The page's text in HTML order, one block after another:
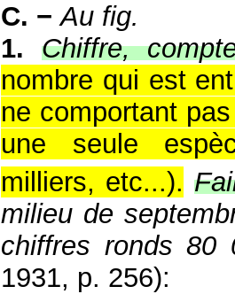
C. − Au fig.
1.
Chiffre,
nombre qui est
ne comportant
une seule
milliers, etc...).
milieu de
chiffres ronds 80
1931, p. 256):